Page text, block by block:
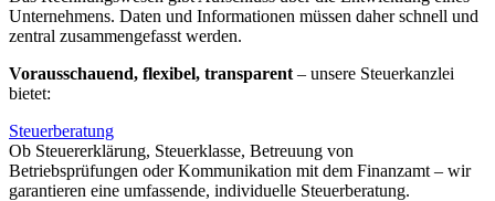
Unternehmens. Daten und Informationen müssen daher schnell und
zentral zusammengefasst werden.
Vorausschauend, flexibel, transparent – unsere Steuerkanzlei
bietet:
Steuerberatung
Ob Steuererklärung, Steuerklasse, Betreuung von
Betriebsprüfungen oder Kommunikation mit dem Finanzamt – wir
garantieren eine umfassende, individuelle Steuerberatung.